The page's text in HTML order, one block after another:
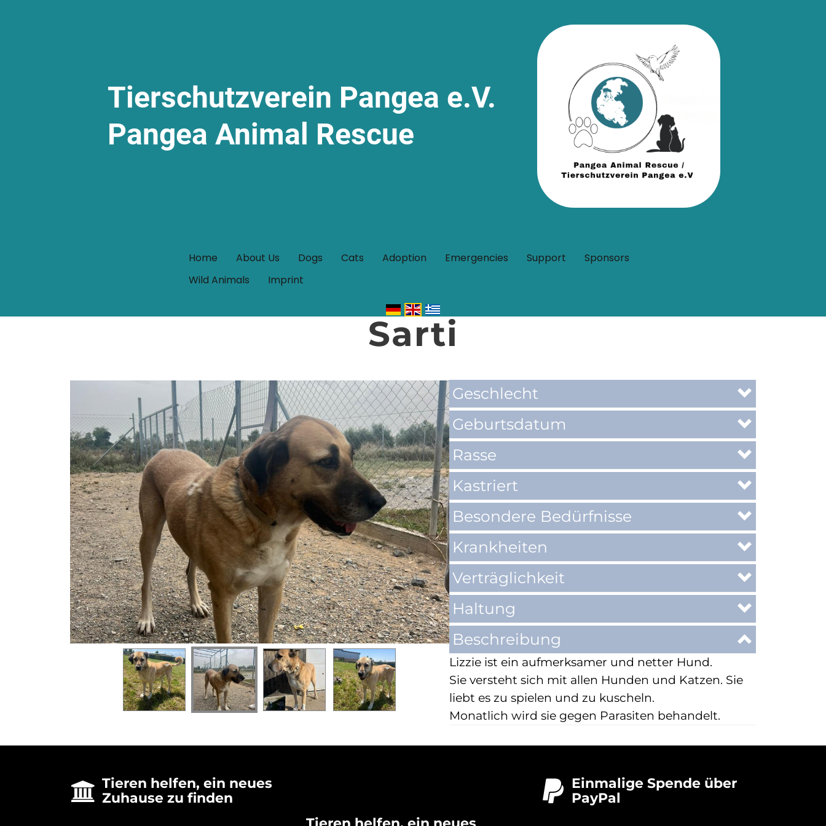
Tierschutzverein Pangea e.V.
Pangea Animal Rescue
Home About Us Dogs Cats Adoption Emergencies Support
Sponsors
Wild Animals
Imprint
Sarti
Geschlecht
Geburtsdatum
Rasse
Kastriert
Besondere Bedürfnisse
Krankheiten
Verträglichkeit
Haltung
Beschreibung
Lizzie ist ein aufmerksamer und netter Hund.
Sie versteht sich mit allen Hunden und Katzen. Sie
liebt es zu spielen und zu kuscheln.
Monatlich wird sie gegen Parasiten behandelt.
 Tieren helfen, ein neues
Zuhause zu finden
 Einmalige Spende über
PayPal